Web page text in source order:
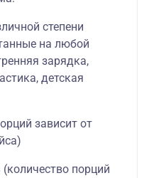
степени
на любой
зарядка,
детская
зависит от
порций